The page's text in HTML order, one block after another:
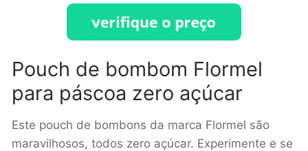
Pouch de bombom Flormel
para páscoa zero açúcar
Este pouch de bombons da marca Flormel são
maravilhosos, todos zero açúcar. Experimente e se